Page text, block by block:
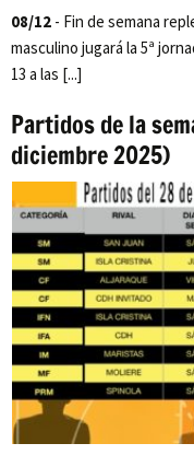
08/12 - Fin de semana
masculino jugará la 5ª
13 a las [...]
Partidos de la
diciembre 2025)